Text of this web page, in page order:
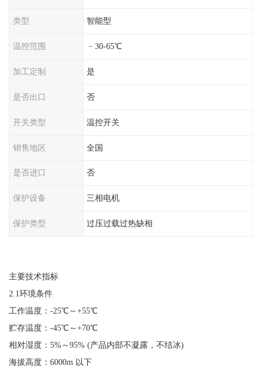
类型 智能型
温控范围 ﹣30-65℃
加工定制 是
是否出口 否
开关类型 温控开关
销售地区 全国
是否进口 否
保护设备 三相电机
保护类型 过压过载过热缺相
主要技术指标
2.1环境条件
工作温度： -25℃～+55℃
贮存温度： -45℃～+70℃
相对湿度： 5%～95% (产品内部不凝露，不结冰)
海拔高度： 6000m 以下